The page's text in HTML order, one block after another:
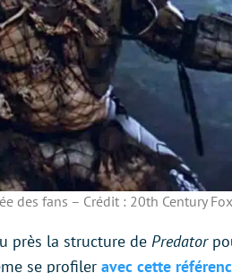
des fans – Crédit : 20th Century Fox
près la structure de Predator
se profiler avec cette